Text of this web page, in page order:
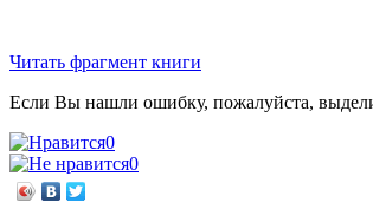
Читать фрагмент книги
Если Вы нашли ошибку, пожалуйста,
0
0